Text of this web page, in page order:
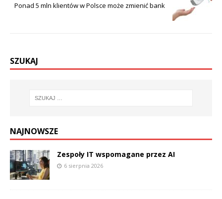
Ponad 5 mln klientów w Polsce może zmienić bank
SZUKAJ
NAJNOWSZE
Zespoły IT wspomagane przez AI
6 sierpnia 2026